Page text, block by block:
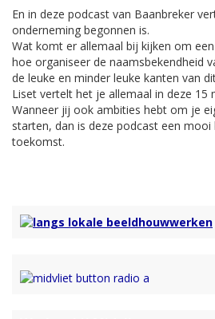
En in deze podcast van Baanbreker
onderneming begonnen is.
Wat komt er allemaal bij kijken om
hoe organiseer de naamsbekendheid
de leuke en minder leuke kanten van
Liset vertelt het je allemaal in deze 15
Wanneer jij ook ambities hebt om je
starten, dan is deze podcast een
toekomst.